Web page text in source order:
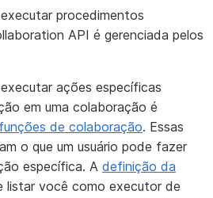
procedimentos
API é gerenciada pelos
ações específicas
em uma colaboração é
funções de colaboração. Essas
o que um usuário pode fazer
específica. A definição da
listar você como executor de